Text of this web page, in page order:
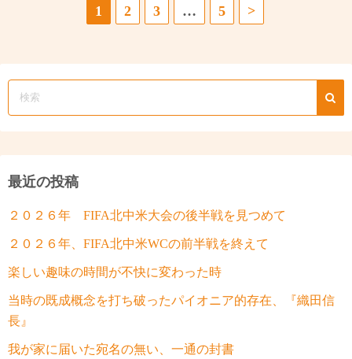
ペ
ー
送
り
1 2 3 … 5 >
最近の投稿
２０２６年 FIFA北中米大会の後半戦を見つめて
２０２６年、FIFA北中米WCの前半戦を終えて
楽しい趣味の時間が不快に変わった時
当時の既成概念を打ち破ったパイオニア的存在、『織田信
長』
我が家に届いた宛名の無い、一通の封書